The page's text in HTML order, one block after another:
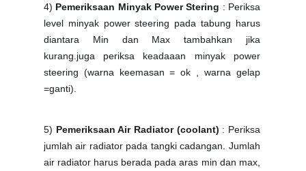
4) Pemeriksaan Minyak Power Stering : Periksa
level minyak power steering pada tabung harus
diantara Min dan Max tambahkan jika
kurang.juga periksa keadaaan minyak power
steering (warna keemasan = ok , warna gelap
=ganti).
5) Pemeriksaan Air Radiator (coolant) : Periksa
jumlah air radiator pada tangki cadangan. Jumlah
air radiator harus berada pada aras min dan max,